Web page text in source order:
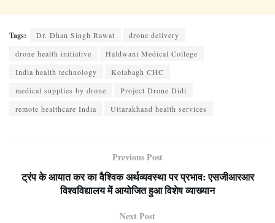
Tags: Dr. Dhan Singh Rawat
drone delivery
drone health initiative
Haldwani Medical College
India health technology
Kotabagh CHC
medical supplies by drone
Project Drone Didi
remote healthcare India
Uttarakhand health services
Previous Post
ट्रंप के आयात कर का वैश्विक अर्थव्यवस्था पर प्रभाव: एसजीआरआर
विश्वविद्यालय में आयोजित हुआ विशेष व्याख्यान
Next Post